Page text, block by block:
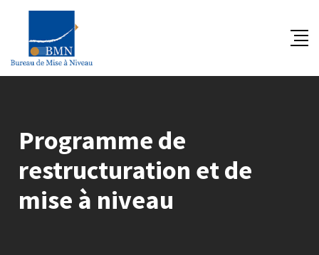
content
Programme de
restructuration et de
mise à niveau